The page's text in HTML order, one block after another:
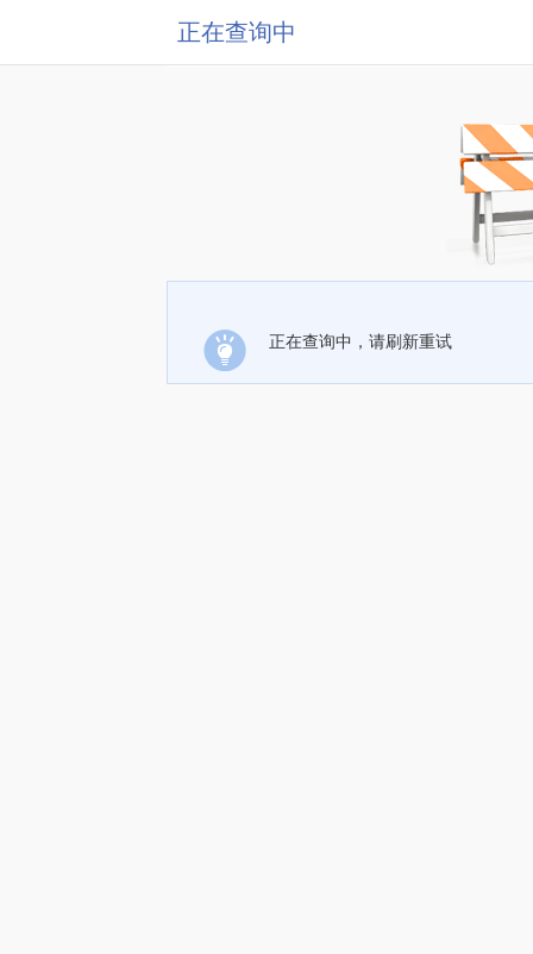
正在查询中
正在查询中，请刷新重试